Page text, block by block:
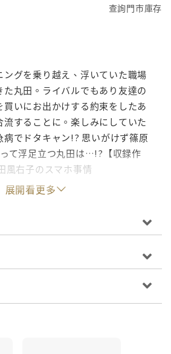
查詢門市庫存
ングを乗り越え、浮いていた職場
丸田。ライバルでもあり友達の
いにお出かけする約束をしたあ
流することに。楽しみにしていた
病でドタキャン!? 思いがけず篠原
て浮足立つ丸田は…!?【収録作
風右子のスマホ事情
展開看更多